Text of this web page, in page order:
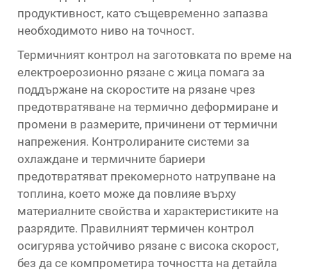
продуктивност, като същевременно запазва
необходимото ниво на точност.
Термичният контрол на заготовката по време на
електроерозионно рязане с жица помага за
поддържане на скоростите на рязане чрез
предотвратяване на термично деформиране и
промени в размерите, причинени от термични
напрежения. Контролираните системи за
охлаждане и термичните бариери
предотвратяват прекомерното натрупване на
топлина, което може да повлияе върху
материалните свойства и характеристиките на
разрядите. Правилният термичен контрол
осигурява устойчиво рязане с висока скорост,
без да се компрометира точността на детайла